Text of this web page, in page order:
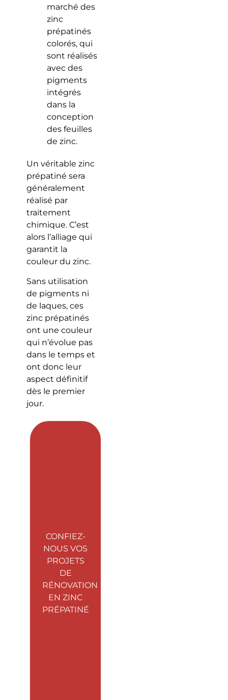
marché des
zinc
prépatinés
colorés, qui
sont réalisés
avec des
pigments
intégrés
dans la
conception
des feuilles
de zinc.
Un véritable zinc
prépatiné sera
généralement
réalisé par
traitement
chimique. C’est
alors l’alliage qui
garantit la
couleur du zinc.
Sans utilisation
de pigments ni
de laques, ces
zinc prépatinés
ont une couleur
qui n’évolue pas
dans le temps et
ont donc leur
aspect définitif
dès le premier
jour.
CONFIEZ-
NOUS VOS
PROJETS
DE
RÉNOVATION
EN ZINC
PRÉPATINÉ